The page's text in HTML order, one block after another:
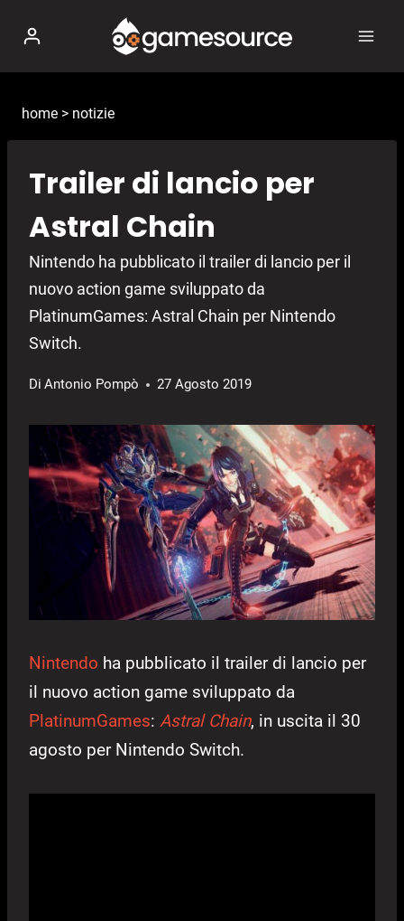
contenuto
home > notizie
Trailer di lancio per
Astral Chain
Nintendo ha pubblicato il trailer di lancio per il
nuovo action game sviluppato da
PlatinumGames: Astral Chain per Nintendo
Switch.
Di Antonio Pompò 27 Agosto 2019
Nintendo ha pubblicato il trailer di lancio per
il nuovo action game sviluppato da
PlatinumGames: Astral Chain, in uscita il 30
agosto per Nintendo Switch.